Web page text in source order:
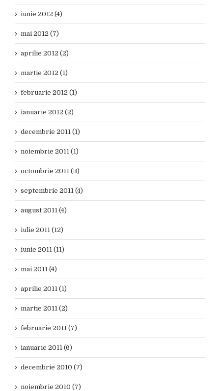
iunie 2012 (4)
mai 2012 (7)
aprilie 2012 (2)
martie 2012 (1)
februarie 2012 (1)
ianuarie 2012 (2)
decembrie 2011 (1)
noiembrie 2011 (1)
octombrie 2011 (3)
septembrie 2011 (4)
august 2011 (4)
iulie 2011 (12)
iunie 2011 (11)
mai 2011 (4)
aprilie 2011 (1)
martie 2011 (2)
februarie 2011 (7)
ianuarie 2011 (6)
decembrie 2010 (7)
noiembrie 2010 (7)